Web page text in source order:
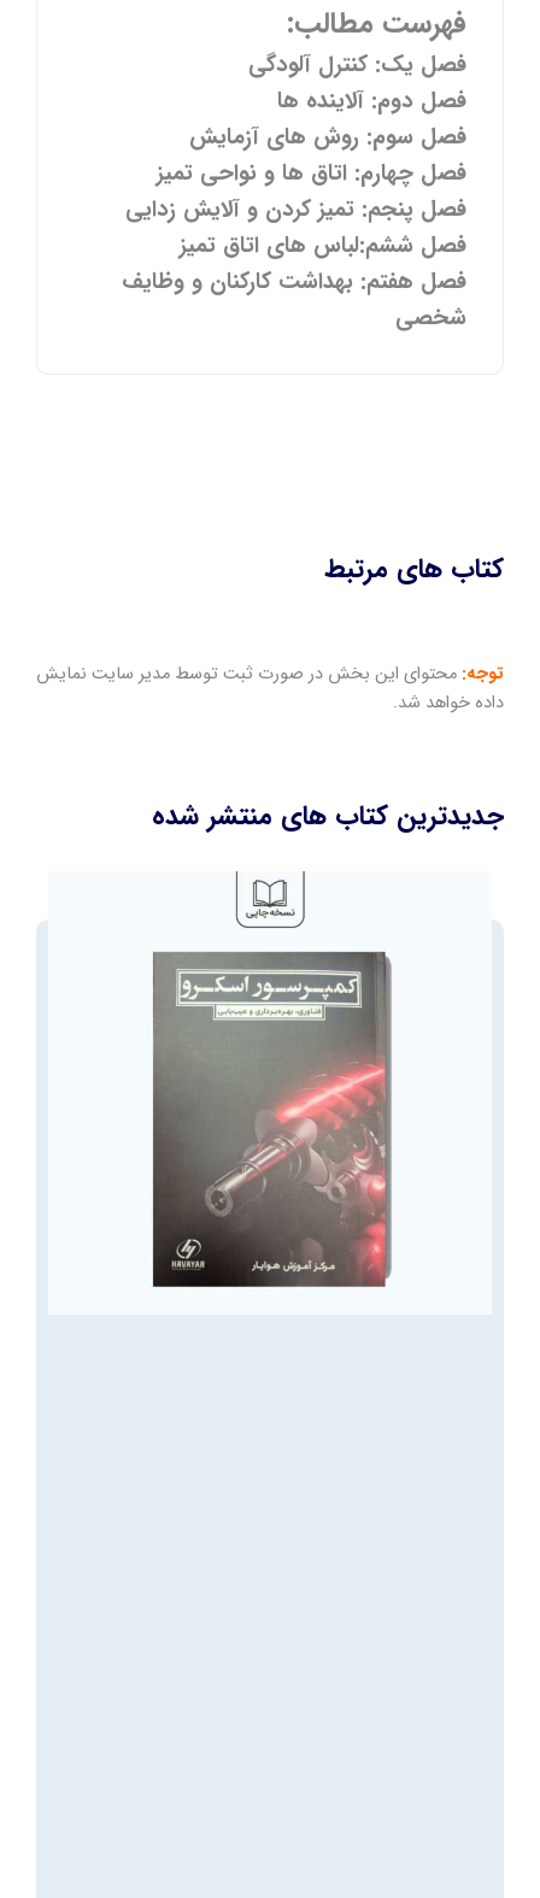
فهرست مطالب:
فصل یک: کنترل آلودگی
فصل دوم: آلاینده ها
فصل سوم: روش های آزمایش
فصل چهارم: اتاق ها و نواحی تمیز
فصل پنجم: تمیز کردن و آلایش زدایی
فصل ششم:لباس های اتاق تمیز
فصل هفتم: بهداشت کارکنان و وظایف
شخصی
کتاب های مرتبط
توجه: محتوای این بخش در صورت ثبت توسط مدیر سایت نمایش
داده خواهد شد.
جدیدترین کتاب های منتشر شده